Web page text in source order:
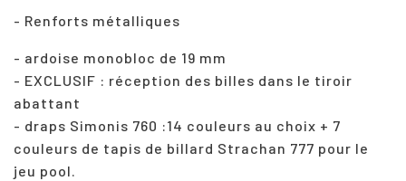
- Renforts métalliques
- ardoise monobloc de 19 mm
- EXCLUSIF : réception des billes dans le tiroir
abattant
- draps Simonis 760 :14 couleurs au choix + 7
couleurs de tapis de billard Strachan 777 pour le
jeu pool.